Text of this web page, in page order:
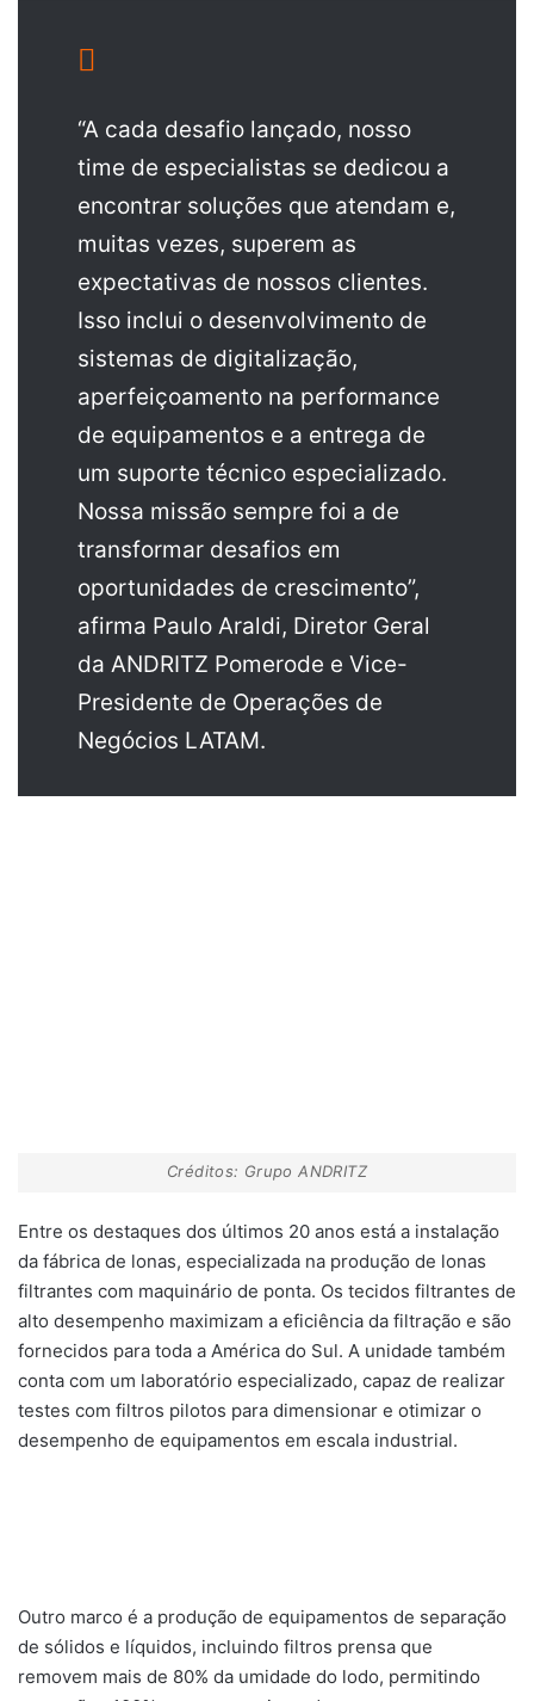
“A cada desafio lançado, nosso
time de especialistas se dedicou a
encontrar soluções que atendam e,
muitas vezes, superem as
expectativas de nossos clientes.
Isso inclui o desenvolvimento de
sistemas de digitalização,
aperfeiçoamento na performance
de equipamentos e a entrega de
um suporte técnico especializado.
Nossa missão sempre foi a de
transformar desafios em
oportunidades de crescimento”,
afirma Paulo Araldi, Diretor Geral
da ANDRITZ Pomerode e Vice-
Presidente de Operações de
Negócios LATAM.
Créditos: Grupo ANDRITZ
Entre os destaques dos últimos 20 anos está a instalação
da fábrica de lonas, especializada na produção de lonas
filtrantes com maquinário de ponta. Os tecidos filtrantes de
alto desempenho maximizam a eficiência da filtração e são
fornecidos para toda a América do Sul. A unidade também
conta com um laboratório especializado, capaz de realizar
testes com filtros pilotos para dimensionar e otimizar o
desempenho de equipamentos em escala industrial.
Outro marco é a produção de equipamentos de separação
de sólidos e líquidos, incluindo filtros prensa que
removem mais de 80% da umidade do lodo, permitindo